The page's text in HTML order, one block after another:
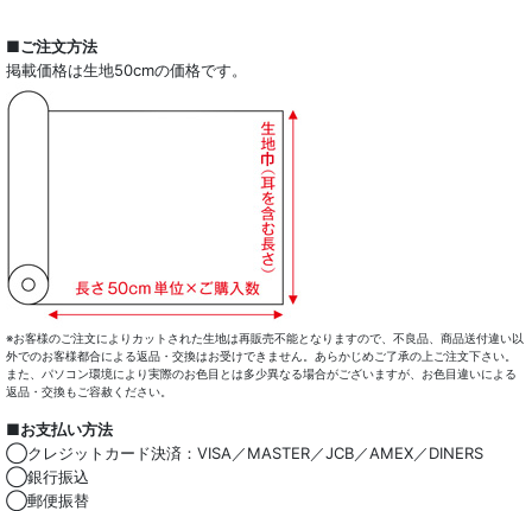
ドレスシャツ
コート・ボトム・バッグ
マスク
小物類
綿100％
麻混
■ご注文方法
掲載価格は生地50cmの価格です。
※お客様のご注文によりカットされた生地は再販売不能となりますので、不良品、商品送付違い以
外でのお客様都合による返品・交換はお受けできません。あらかじめご了承の上ご注文下さい。
また、パソコン環境により実際のお色目とは多少異なる場合がございますが、お色目違いによる
返品・交換もご容赦ください。
■お支払い方法
◯クレジットカード決済：VISA／MASTER／JCB／AMEX／DINERS
◯銀行振込
◯郵便振替